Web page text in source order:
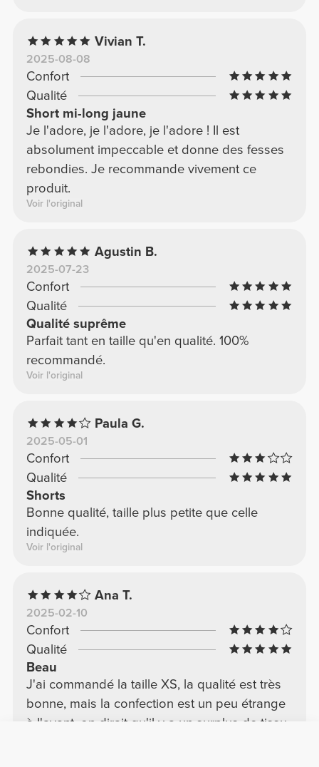
Vivian T.
2025-08-08
Confort
Qualité
Short mi-long jaune
Je l'adore, je l'adore, je l'adore ! Il est
absolument impeccable et donne des fesses
rebondies. Je recommande vivement ce
produit.
Voir l'original
Agustin B.
2025-07-23
Confort
Qualité
Qualité suprême
Parfait tant en taille qu'en qualité. 100%
recommandé.
Voir l'original
Paula G.
2025-05-01
Confort
Qualité
Shorts
Bonne qualité, taille plus petite que celle
indiquée.
Voir l'original
Ana T.
2025-02-10
Confort
Qualité
Beau
J'ai commandé la taille XS, la qualité est très
bonne, mais la confection est un peu étrange
à l'avant, on dirait qu'il y a un surplus de tissu.